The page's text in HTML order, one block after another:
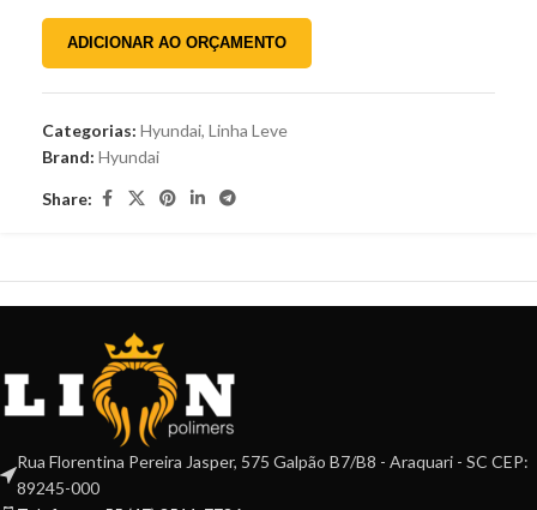
ADICIONAR AO ORÇAMENTO
Categorias: Hyundai, Linha Leve
Brand: Hyundai
Share:
Rua Florentina Pereira Jasper, 575 Galpão B7/B8 - Araquari - SC CEP:
89245-000